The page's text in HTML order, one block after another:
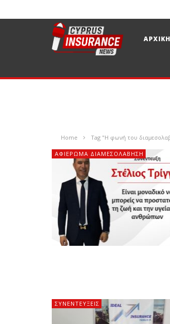
ΑΡΧΙΚΗ
Home Tag "Η φωνή του
ΑΦΙΈΡΩΜΑ ΔΙΑΜΕΣΟΛΆΒΗΣΗ
ΣΥΝΕΝΤΕΎΞΕΙΣ